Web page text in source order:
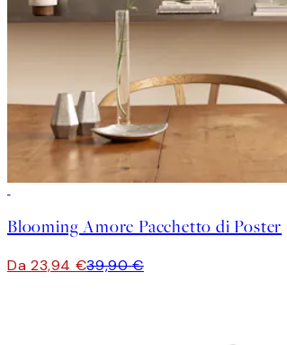
Blooming Amore Pacchetto di Poster
Da 23,94 €39,90 €